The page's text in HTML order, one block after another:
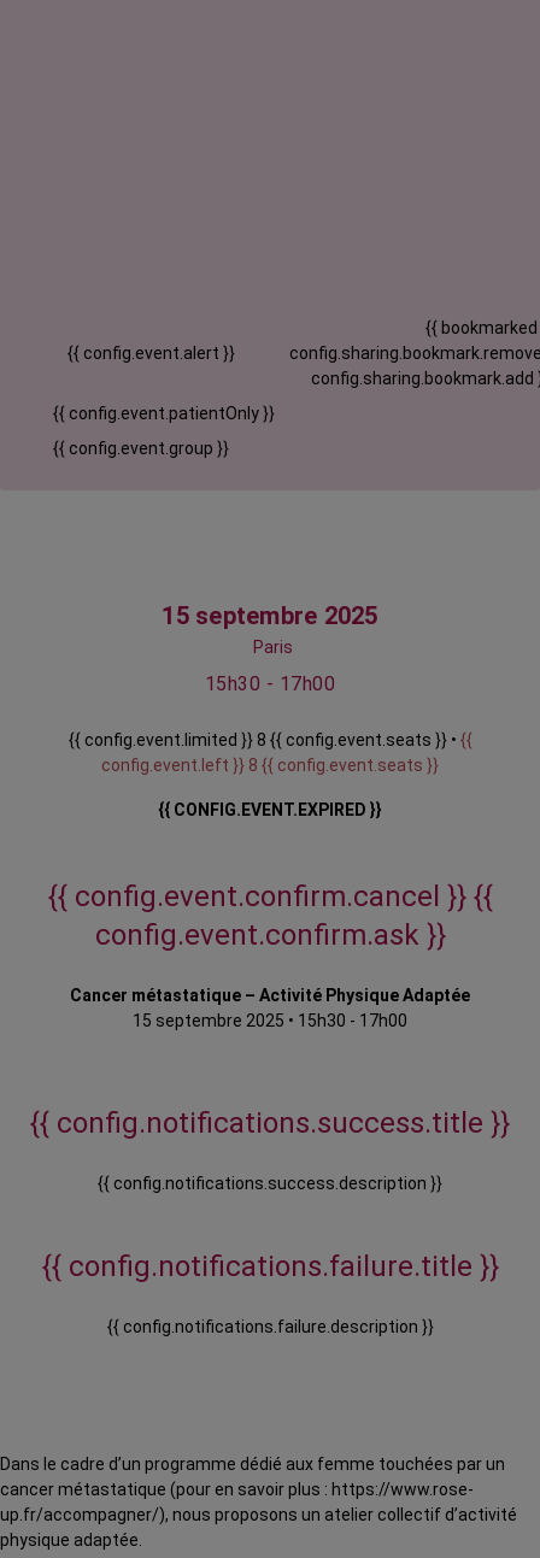
{{ config.event.alert }}
{{ bookmarked
config.sharing.bookmark.add
{{ config.event.patientOnly }}
{{ config.event.group }}
15 septembre 2025
Paris
15h30 - 17h00
{{ config.event.limited }} 8 {{ config.event.seats }} • {{
config.event.left }} 8 {{ config.event.seats }}
{{ CONFIG.EVENT.EXPIRED }}
{{ config.event.confirm.cancel }} {{
config.event.confirm.ask }}
Cancer métastatique – Activité Physique Adaptée
15 septembre 2025 • 15h30 - 17h00
{{ config.notifications.success.title }}
{{ config.notifications.success.description }}
{{ config.notifications.failure.title }}
{{ config.notifications.failure.description }}
Dans le cadre d’un programme dédié aux femme touchées par un
cancer métastatique (pour en savoir plus : https://www.rose-
up.fr/accompagner/), nous proposons un atelier collectif d’activité
physique adaptée.